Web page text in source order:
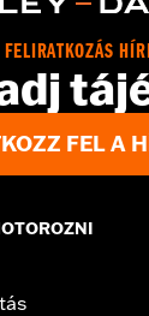
full details
FELIRATKOZÁS
FEL A